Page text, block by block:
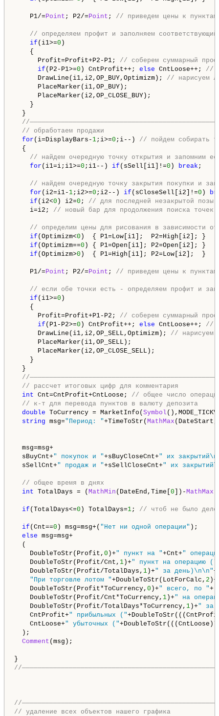
P1/=Point ; P2/=Point ; // приведем цены к пунктам
// определяем профит и заполняем
if (i1>=0 )
{
Profit=Profit+P2-P1; // соберем суммарный
if (P2-P1>=0 ) CntProfit++; else CntLoose++; //
DrawLine(i1,i2,OP_BUY,Optimizm); // нарисуем
PlaceMarker(i1,OP_BUY);
PlaceMarker(i2,OP_CLOSE_BUY);
}
}
//
// обработаем продажи
for (i=DisplayBars- 1;i>=0 ;i--) // пойдем собирать
{
// найдем очередную точку открытия и запомним
for (i1=i;i1>=0 ;i1--) if (sSell[i1]!=0 ) break ;
// найдем очередную точку закрытия покупки и
for (i2=i1- 1;i2>=0 ;i2--) if (sCloseSell[i2]!=0 )
if (i2<0 ) i2=0 ; // для последней незакрытой позы
i=i2; // новый бар для продолжения поиска точек
// определим цены для рисования в зависимости от
if (Optimizm<0 )  { P1=Low[i1];  P2=High[i2]; }
if (Optimizm==0 ) { P1=Open[i1]; P2=Open[i2]; }
if (Optimizm>0 )  { P1=High[i1]; P2=Low[i2];  }
P1/=Point ; P2/=Point ; // приведем цены к пунктам
// если обе точки есть - определяем профит и
if (i1>=0 )
{
Profit=Profit+P1-P2; // соберем суммарный
if (P1-P2>=0 ) CntProfit++; else CntLoose++; //
DrawLine(i1,i2,OP_SELL,Optimizm); // нарисуем
PlaceMarker(i1,OP_SELL);
PlaceMarker(i2,OP_CLOSE_SELL);
}
}
//
// рассчет итоговых цифр для комментария
int Cnt=CntProfit+CntLoose; // общее число
// к-т для перевода пунктов в валюту депозита
double ToCurrency = MarketInfo( Symbol
string msg="Период: "+TimeToStr( MathMax
msg=msg+
sBuyCnt+" покупок и "+sBuyCloseCnt+" их
sSellCnt+" продаж и "+sSellCloseCnt+" их
// общее время в днях
int TotalDays = ( MathMin (DateEnd,Time[ 0 ])-MathMax
if (TotalDays<=0 ) TotalDays=1; // чтоб не было
if (Cnt==0 ) msg=msg+( "Нет ни одной операции" );
else msg=msg+
(
DoubleToStr(Profit, 0 )+" пункт на "+Cnt+"
DoubleToStr(Profit/Cnt, 1 )+" пункт на операцию ("
DoubleToStr(Profit/TotalDays, 1 )+" за день)\n\n"+
"При торговле лотом "+DoubleToStr(LotForCalc, 2 )+
DoubleToStr(Profit*ToCurrency, 0 )+" всего, по "+
DoubleToStr(Profit/Cnt*ToCurrency, 1 )+" на
DoubleToStr(Profit/TotalDays*ToCurrency, 1 )+" за
CntProfit+" прибыльных ("
CntLoose+" убыточных ("+DoubleToStr(((CntLoose)*
);
Comment (msg);
//
//
// удаление всех объектов нашего графика